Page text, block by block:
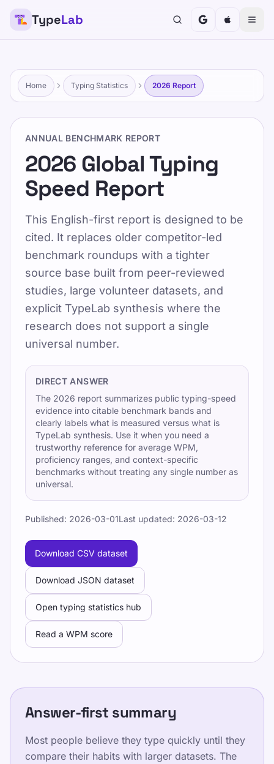
গতিতে শিখুন।
প্রশিক্ষণনিজেকে পরীক্ষা করুন
বাড়ি/2026 Global Typing Speed Report
BN
2026 Global Typing
Speed Report
Published 2025-01-15
Updated 2026-07-08
By TypeLab Editorial Team
Research-backed typing benchmarks for
everyday adults, touch typists, mobile users,
and high-skill typists. Use the 2026 report for
citable context.
TypeLab ব্যবহার করে প্রথম কীগুলোতে আত্মবিশ্বাস তৈরি করে
ধাপে ধাপে দৈনন্দিন টাচ টাইপিং অভ্যাস গড়ে তুলুন। কাঠামোবদ্ধ
লেসন, বারবার করা যায় এমন টেস্ট, আর গেমভিত্তিক প্র্যাকটিস
আপনার গতি ও নির্ভুলতা দুটোই স্থিরভাবে উন্নত করে।
Pick one clear goal for today, go slowly
enough to stay accurate, and re-check under
the same settings.
টাইপিং স্পিড টেস্ট দিন, ফ্রি লেসন ফলো করুন, আর প্রতিদিন
অনুশীলন করে WPM ও একুরেসি বাড়ান।
প্রশিক্ষণ
নিজেকে পরীক্ষা করুন
নিজেকে পরীক্ষা করুন
TypeLab
Home Typing Statistics 2026 Report
ANNUAL BENCHMARK REPORT
2026 Global Typing
Speed Report
This English-first report is designed to be
cited. It replaces older competitor-led
benchmark roundups with a tighter
source base built from peer-reviewed
studies, large volunteer datasets, and
explicit TypeLab synthesis where the
research does not support a single
universal number.
DIRECT ANSWER
The 2026 report summarizes public typing-speed
evidence into citable benchmark bands and
clearly labels what is measured versus what is
TypeLab synthesis. Use it when you need a
trustworthy reference for average WPM,
proficiency ranges, and context-specific
benchmarks without treating any single number as
universal.
Published: 2026-03-01Last updated: 2026-03-12
Download CSV dataset
Download JSON dataset
Open typing statistics hub
Read a WPM score
Answer-first summary
Most people believe they type quickly until they
compare their habits with larger datasets. The